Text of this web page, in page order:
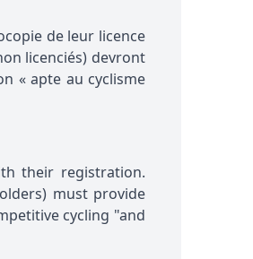
de leur licence
licenciés) devront
« apte au cyclisme
their registration.
must provide
cycling "and